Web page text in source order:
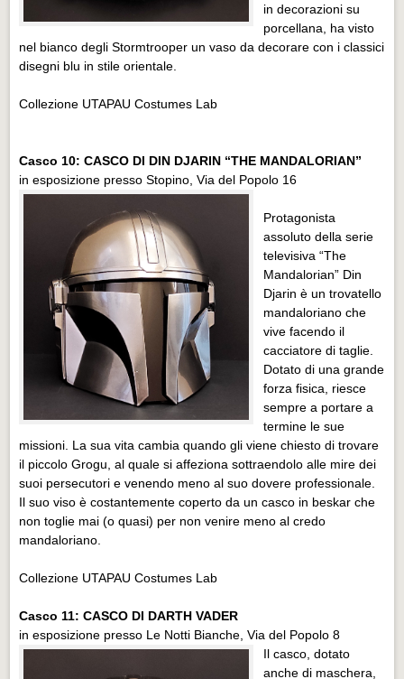
in decorazioni su
porcellana, ha visto
nel bianco degli Stormtrooper un vaso da decorare con i classici
disegni blu in stile orientale.
Collezione UTAPAU Costumes Lab
Casco 10: CASCO DI DIN DJARIN “THE MANDALORIAN”
in esposizione presso Stopino, Via del Popolo 16
Protagonista
assoluto della serie
televisiva “The
Mandalorian” Din
Djarin è un trovatello
mandaloriano che
vive facendo il
cacciatore di taglie.
Dotato di una grande
forza fisica, riesce
sempre a portare a
termine le sue
missioni. La sua vita cambia quando gli viene chiesto di trovare
il piccolo Grogu, al quale si affeziona sottraendolo alle mire dei
suoi persecutori e venendo meno al suo dovere professionale.
Il suo viso è costantemente coperto da un casco in beskar che
non toglie mai (o quasi) per non venire meno al credo
mandaloriano.
Collezione UTAPAU Costumes Lab
Casco 11: CASCO DI DARTH VADER
in esposizione presso Le Notti Bianche, Via del Popolo 8
Il casco, dotato
anche di maschera,